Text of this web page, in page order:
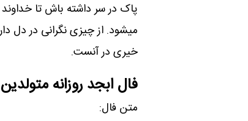
پاک در سر داشته باش تا
میشود. از چیزی نگرانی در دل
خیری در آنست.
فال ابجد روزانه
متن فال: